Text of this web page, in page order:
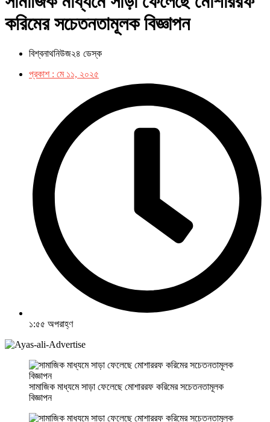
করিমের সচেতনতামূলক বিজ্ঞাপন
বিশ্বনাথনিউজ২৪ ডেস্ক
প্রকাশ : মে ১১, ২০২৫
১:৫৫ অপরাহ্ণ
সামাজিক মাধ্যমে সাড়া ফেলেছে মোশাররফ করিমের সচেতনতামূলক
বিজ্ঞাপন